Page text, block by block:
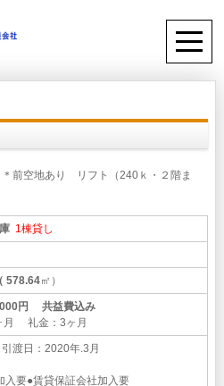
前空地あり リフト（240ｋ・２階ま
1棟貸し
578.64㎡）
円 共益費込み
月 礼金：3ヶ月
引渡日：2020年.3月
入要●賃貸保証会社加入要